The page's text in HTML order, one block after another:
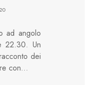
ad angolo
22.30. Un
dei
con…